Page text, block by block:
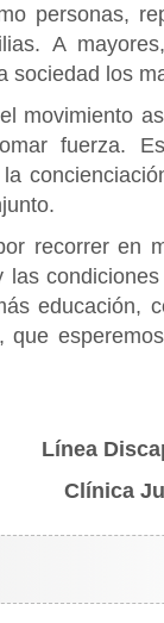
personas,
A
sociedad los
movimiento
fuerza.
recorrer en
educación,
que
Línea
Clínica